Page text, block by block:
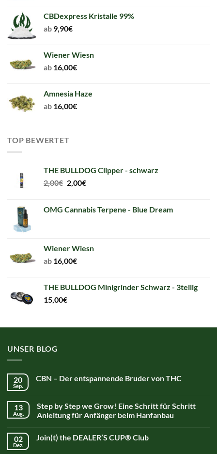
CBDexpress Kristalle 99%
ab 9,90€
Wiener Wiesn
ab 16,00€
Amnesia Haze
ab 16,00€
TOP BEWERTET
THE BULLDOG Clipper - schwarz
2,00€ Original
2,00€.
2,00€Current
2,00€.
OMG Cannabis Terpene - Blue Dream
Wiener Wiesn
ab 16,00€
THE BULLDOG Minigrinder Schwarz - 3teilig
15,00€
UNSER BLOG
20
Sep.
CBN – Der entspannende Bruder von THC
13
Aug.
Step by Step we Grow! Eine Schritt für Schritt
Anleitung für Anfänger beim Hanfanbau
02
Dez.
Join(t) the DEALER’S CUP® Club